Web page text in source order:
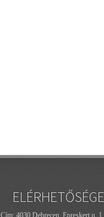
Cím: 4030 Debrecen, Epreskert u. 1.